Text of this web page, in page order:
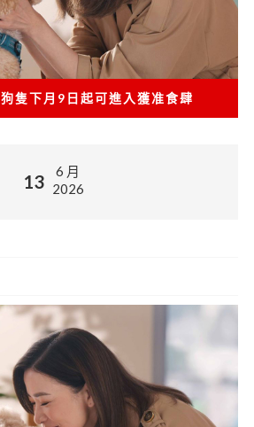
狗隻下月9日起可進入獲准食肆
13
6 月
2026